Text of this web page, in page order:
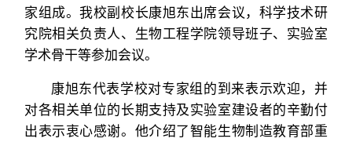
家组成。我校副校长康旭东出席会议，科学技术研
究院相关负责人、生物工程学院领导班子、实验室
学术骨干等参加会议。
康旭东代表学校对专家组的到来表示欢迎，并
对各相关单位的长期支持及实验室建设者的辛勤付
出表示衷心感谢。他介绍了智能生物制造教育部重